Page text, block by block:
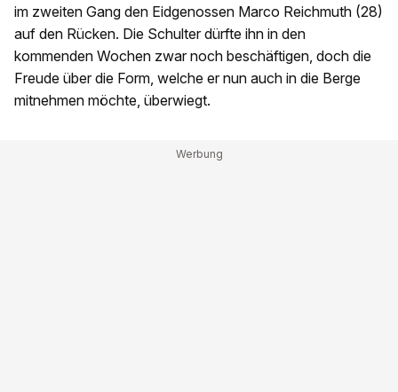
im zweiten Gang den Eidgenossen Marco Reichmuth (28)
auf den Rücken. Die Schulter dürfte ihn in den
kommenden Wochen zwar noch beschäftigen, doch die
Freude über die Form, welche er nun auch in die Berge
mitnehmen möchte, überwiegt.